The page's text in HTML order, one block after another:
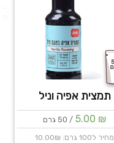
תמצית אפיה וניל
5.00 ₪ / 50 גרם
מחיר ל100 גרם: 10.00₪